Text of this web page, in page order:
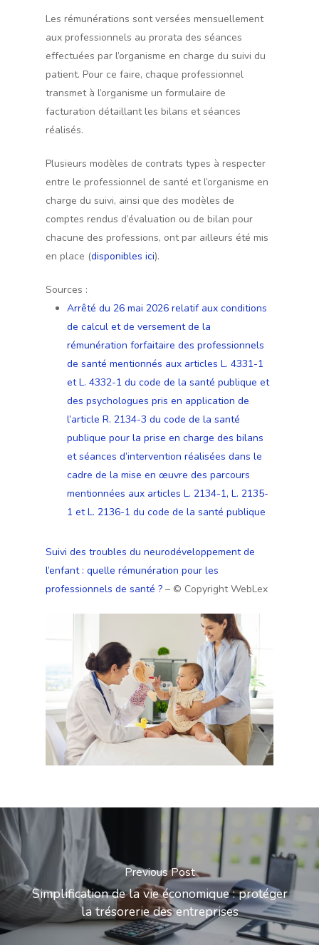
Les rémunérations sont versées mensuellement
aux professionnels au prorata des séances
effectuées par l’organisme en charge du suivi du
patient. Pour ce faire, chaque professionnel
transmet à l’organisme un formulaire de
facturation détaillant les bilans et séances
réalisés.
Plusieurs modèles de contrats types à respecter
entre le professionnel de santé et l’organisme en
charge du suivi, ainsi que des modèles de
comptes rendus d’évaluation ou de bilan pour
chacune des professions, ont par ailleurs été mis
en place (disponibles ici).
Sources :
Arrêté du 26 mai 2026 relatif aux conditions
de calcul et de versement de la
rémunération forfaitaire des professionnels
de santé mentionnés aux articles L. 4331-1
et L. 4332-1 du code de la santé publique et
des psychologues pris en application de
l’article R. 2134-3 du code de la santé
publique pour la prise en charge des bilans
et séances d’intervention réalisées dans le
cadre de la mise en œuvre des parcours
mentionnées aux articles L. 2134-1, L. 2135-
1 et L. 2136-1 du code de la santé publique
Suivi des troubles du neurodéveloppement de
l’enfant : quelle rémunération pour les
professionnels de santé ? – © Copyright WebLex
Previous Post
Simplification de la vie économique : protéger
la trésorerie des entreprises